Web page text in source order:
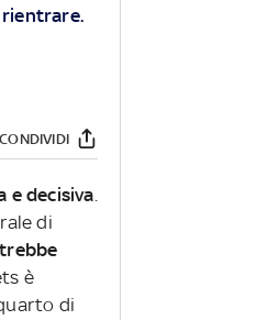
rientrare.
CONDIVIDI
e decisiva.
di
è
di